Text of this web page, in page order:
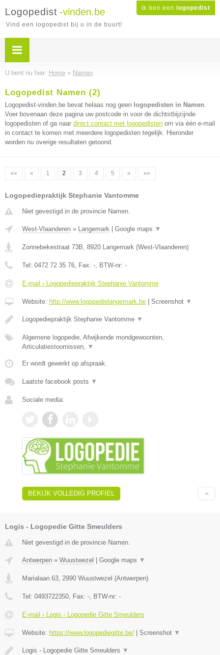
Ik ben een logopedist
Logopedist -vinden.be
Vind een logopedist bij u in de buurt!
U bent nu hier: Home » Namen
Logopedist Namen (2)
Logopedist-vinden.be bevat helaas nog geen logopedisten in Namen.
Voer bovenaan deze pagina uw postcode in voor de dichtstbijzijnde
logopedisten of ga naar direct contact met logopedisten om via één e-mail
in contact te komen met meerdere logopedisten tegelijk. Hieronder
worden nu overige resultaten getoond.
«« « 1 2 3 4 5 » »»
Logopediepraktijk Stephanie Vantomme
Niet gevestigd in de provincie Namen.
West-Vlaanderen » Langemark Google maps ▼
Zonnebekestraat 73B, 8920 Langemark (West-Vlaanderen)
Tel: 0472 72 35 76, Fax: -, BTW-nr: -
E-mail › Logopediepraktijk Stephanie Vantomme
Website: http://www.logopedielangemark.be Screenshot ▼
Logopediepraktijk Stephanie Vantomme ▼
Algemene logopedie, Afwijkende mondgewoonten,
Articulatiestoornissen, ▼
Er wordt gewerkt op afspraak.
Laatste facebook posts ▼
Sociale media:
BEKIJK VOLLEDIG PROFIEL
Logis - Logopedie Gitte Smeulders
Niet gevestigd in de provincie Namen.
Antwerpen » Wuustwezel Google maps ▼
Marialaan 63, 2990 Wuustwezel (Antwerpen)
Tel: 0493722350, Fax: -, BTW-nr: -
E-mail › Logis - Logopedie Gitte Smeulders
Website: https://www.logopediegitte.be/ Screenshot ▼
Logis - Logopedie Gitte Smeulders ▼